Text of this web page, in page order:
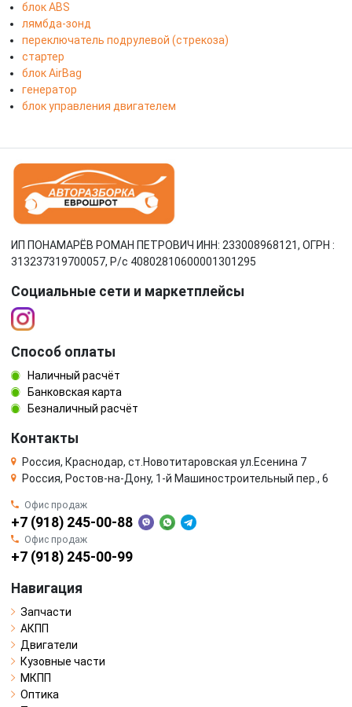
блок ABS
лямбда-зонд
переключатель подрулевой (стрекоза)
стартер
блок AirBag
генератор
блок управления двигателем
ИП ПОНАМАРЁВ РОМАН ПЕТРОВИЧ ИНН: 233008968121, ОГРН :
313237319700057, Р/c 40802810600001301295
Социальные сети и маркетплейсы
Способ оплаты
Наличный расчёт
Банковская карта
Безналичный расчёт
Контакты
Россия, Краснодар, ст.Новотитаровская ул.Есенина 7
Россия, Ростов-на-Дону, 1-й Машиностроительный пер., 6
Офис продаж
+7 (918) 245-00-88
Офис продаж
+7 (918) 245-00-99
Навигация
Запчасти
АКПП
Двигатели
Кузовные части
МКПП
Оптика